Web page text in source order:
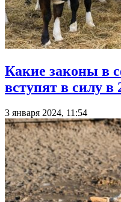
Какие законы в
вступят в силу в
3 января 2024, 11:54